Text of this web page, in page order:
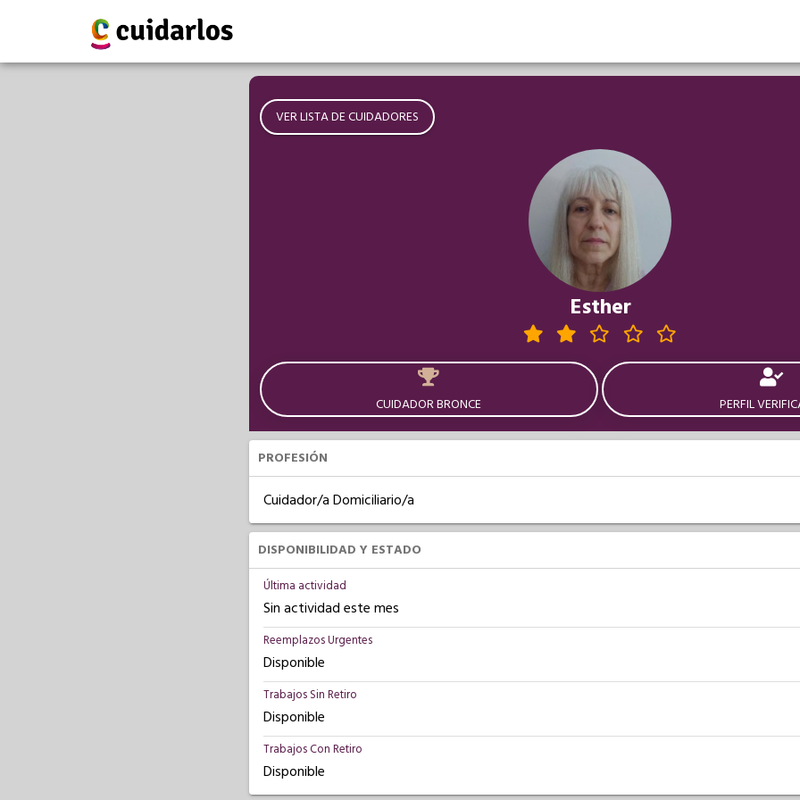
VER LISTA DE CUIDADORES
Esther
CUIDADOR BRONCE PERFIL
PROFESIÓN
Cuidador/a Domiciliario/a
DISPONIBILIDAD Y ESTADO
Última actividad
Sin actividad este mes
Reemplazos Urgentes
Disponible
Trabajos Sin Retiro
Disponible
Trabajos Con Retiro
Disponible